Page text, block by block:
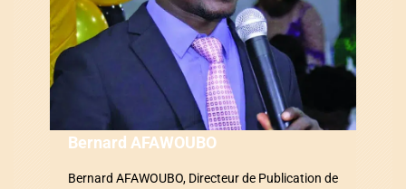
Bernard AFAWOUBO
Bernard AFAWOUBO, Directeur de Publication de